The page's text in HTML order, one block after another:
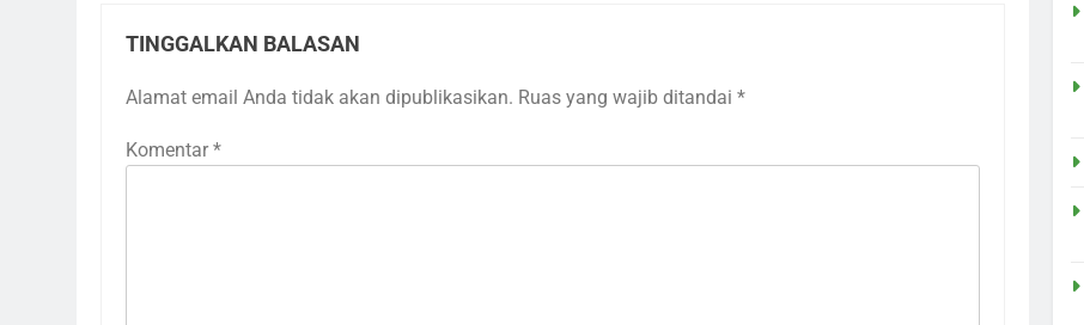
TINGGALKAN BALASAN
Alamat email Anda tidak akan dipublikasikan. Ruas yang wajib ditandai *
Komentar *